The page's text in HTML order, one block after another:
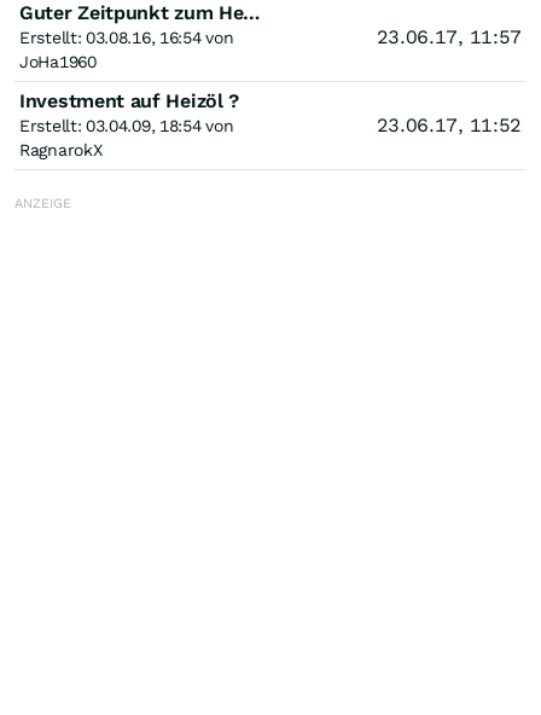
Guter Zeitpunkt zum Heizöl kaufen,oder noch warten ?
Erstellt: 03.08.16, 16:54 von
JoHa1960
23.06.17, 11:57
Investment auf Heizöl ?
Erstellt: 03.04.09, 18:54 von
RagnarokX
23.06.17, 11:52